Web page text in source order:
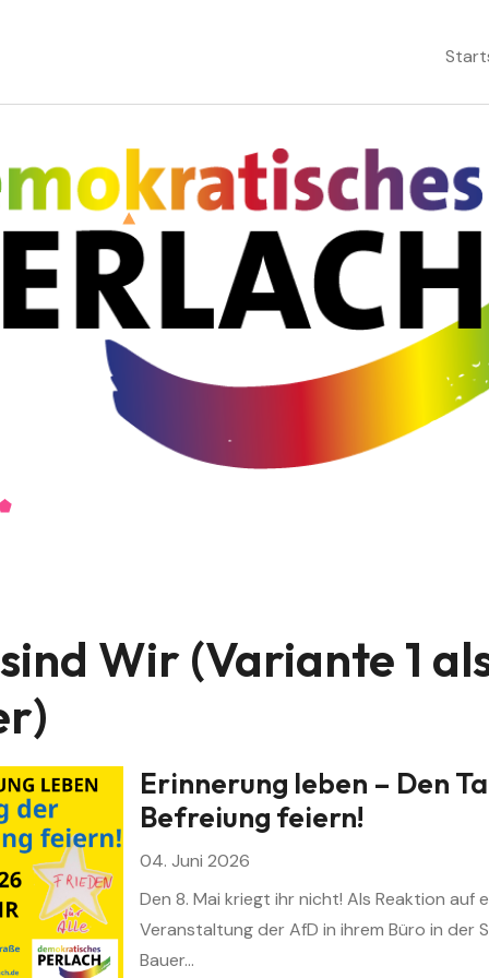
Wir (Variante 1
Erinnerung leben – Den
Befreiung feiern!
04. Juni 2026
Den 8. Mai kriegt ihr nicht! Als Reaktion auf
Veranstaltung der AfD in ihrem Büro in der
Bauer…